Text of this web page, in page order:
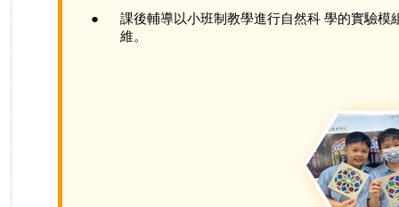
●
課後輔導以小班制教學進行自然科 學的實驗模
維。